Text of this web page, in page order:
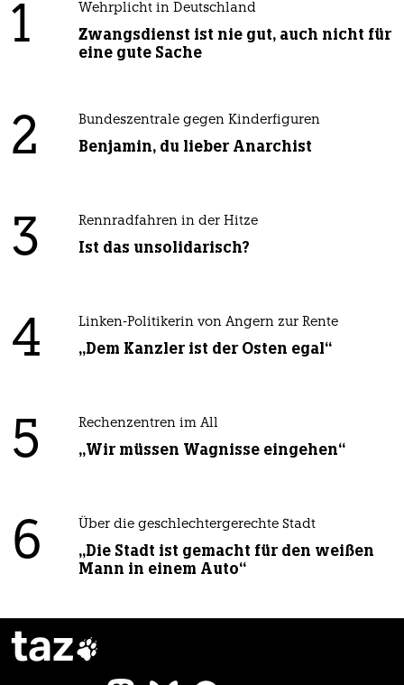
1 Wehrplicht in Deutschland
Zwangsdienst ist nie gut, auch nicht für
eine gute Sache
2 Bundeszentrale gegen Kinderfiguren
Benjamin, du lieber Anarchist
3 Rennradfahren in der Hitze
Ist das unsolidarisch?
4 Linken-Politikerin von Angern zur Rente
„Dem Kanzler ist der Osten egal“
5 Rechenzentren im All
„Wir müssen Wagnisse eingehen“
6 Über die geschlechtergerechte Stadt
„Die Stadt ist gemacht für den weißen
Mann in einem Auto“
taz